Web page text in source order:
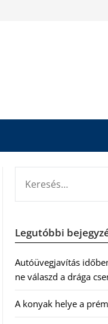
Legutóbbi
Autóüvegjavítás
ne válaszd a drága
A konyak helye a